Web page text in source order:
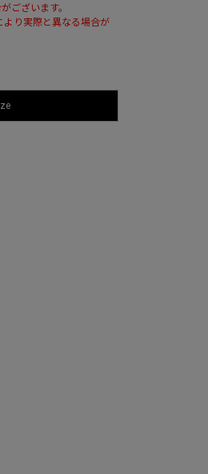
ございます。
より実際と異なる場合が